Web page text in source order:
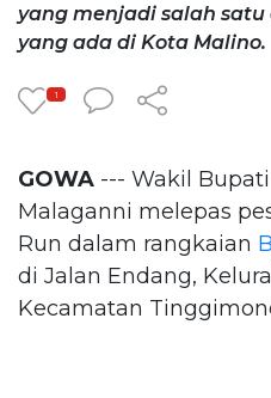
yang menjadi salah
yang ada di Kota Malino.
1
GOWA --- Wakil
Malaganni melepas
Run dalam rangkaian
di Jalan Endang,
Kecamatan